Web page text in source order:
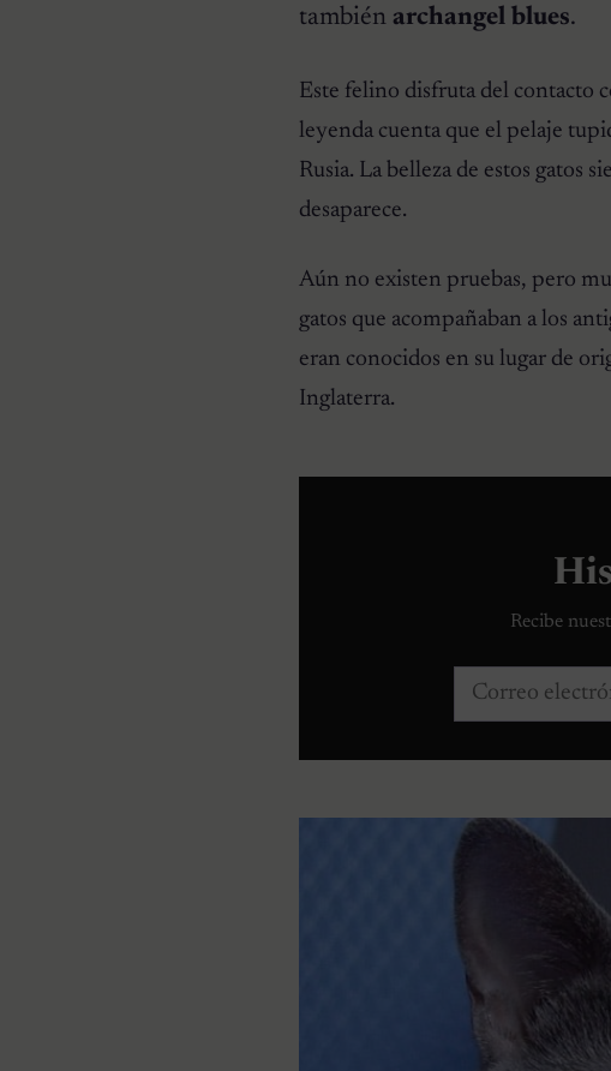
también archangel blues.
Este felino disfruta del contacto
leyenda cuenta que el pelaje
Rusia. La belleza de estos gatos
desaparece.
Aún no existen pruebas, pero
gatos que acompañaban a los
eran conocidos en su lugar de
Inglaterra.
Recibe
Correo